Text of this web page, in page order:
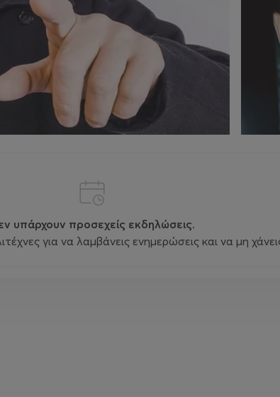
υπάρχουν προσεχείς εκδηλώσεις.
για να λαμβάνεις ενημερώσεις και να μη